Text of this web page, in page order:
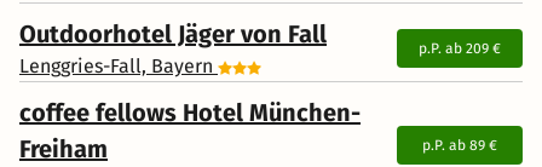
Outdoorhotel Jäger von Fall
Lenggries-Fall, Bayern
p.P. ab 209 €
coffee fellows Hotel München-
Freiham
p.P. ab 89 €